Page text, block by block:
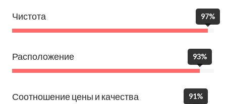
Чистота 97%
Расположение 93%
Соотношение цены и качества 91%